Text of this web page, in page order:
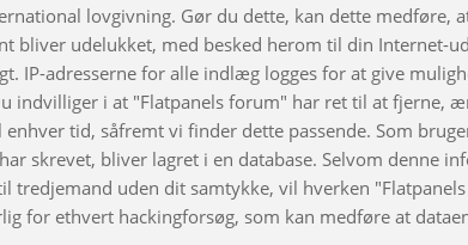
lovgivning. Gør du dette, kan dette medføre,
bliver udelukket, med besked herom til din Internet-
IP-adresserne for alle indlæg logges for at give
indvilliger i at "Flatpanels forum" har ret til at fjerne,
tid, såfremt vi finder dette passende. Som
skrevet, bliver lagret i en database. Selvom denne
tredjemand uden dit samtykke, vil hverken
for ethvert hackingforsøg, som kan medføre at